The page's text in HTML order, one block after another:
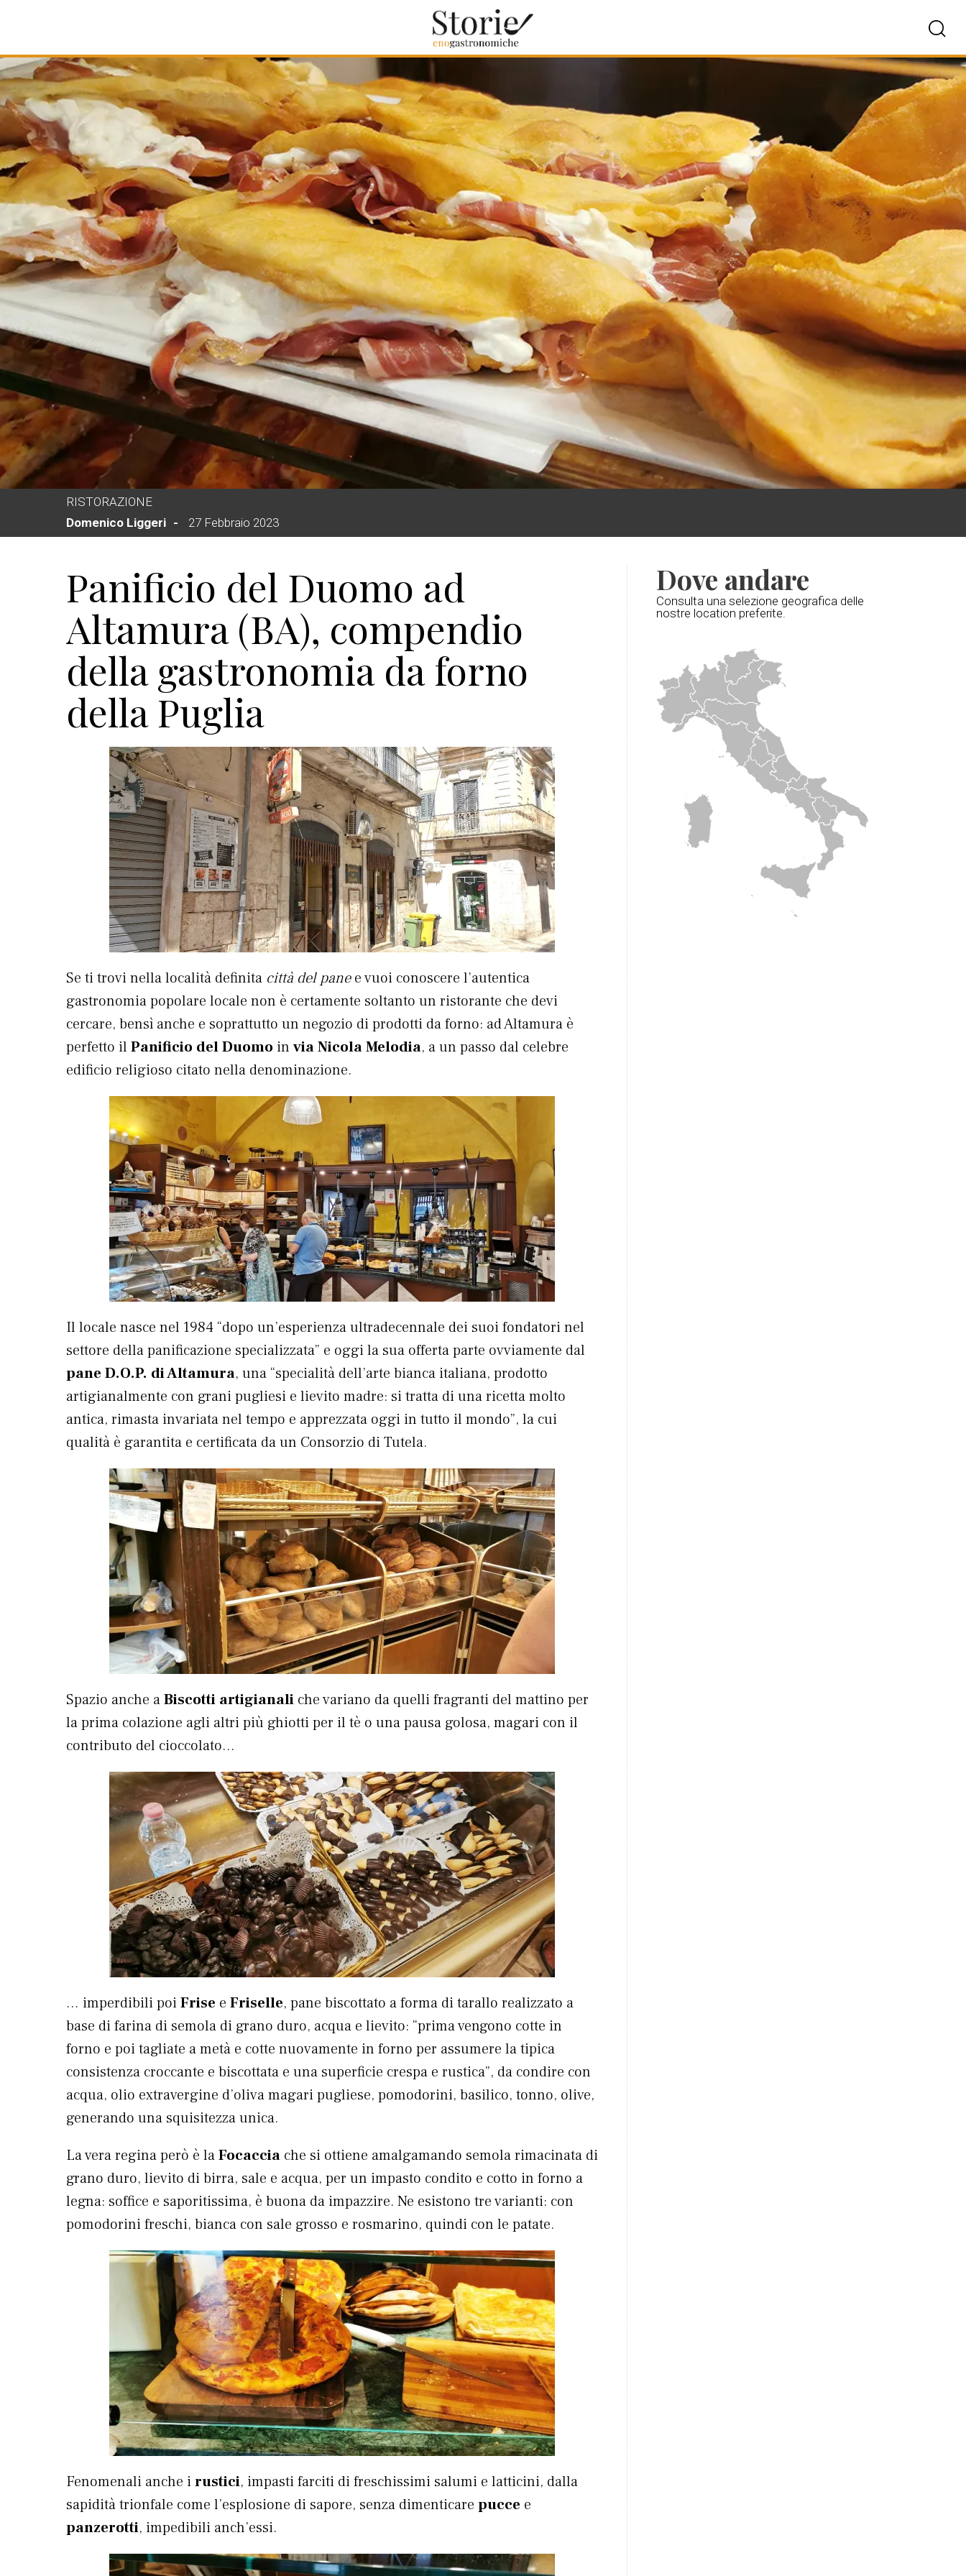
RISTORAZIONE
Domenico Liggeri
27 Febbraio 2023
Panificio del Duomo ad
Altamura (BA), compendio
della gastronomia da forno
della Puglia
Se ti trovi nella località definita città del panee vuoi conoscere l’autentica
gastronomia popolare locale non è certamente soltanto un ristorante che devi
cercare, bensì anche e soprattutto un negozio di prodotti da forno: ad Altamura è
perfetto il Panificio del Duomo in via Nicola Melodia, a un passo dal celebre
edificio religioso citato nella denominazione.
Il locale nasce nel 1984 “dopo un’esperienza ultradecennale dei suoi fondatori nel
settore della panificazione specializzata” e oggi la sua offerta parte ovviamente dal
pane D.O.P. di Altamura, una “specialità dell’arte bianca italiana, prodotto
artigianalmente con grani pugliesi e lievito madre: si tratta di una ricetta molto
antica, rimasta invariata nel tempo e apprezzata oggi in tutto il mondo”, la cui
qualità è garantita e certificata da un Consorzio di Tutela.
Spazio anche aBiscotti artigianali che variano da quelli fragranti del mattino per
la prima colazione agli altri più ghiotti per il tè o una pausa golosa, magari con il
contributo del cioccolato…
… imperdibili poiFrise e Friselle, pane biscottato a forma di tarallo realizzato a
base di farina di semola di grano duro, acqua e lievito: “prima vengono cotte in
forno e poi tagliate a metà e cotte nuovamente in forno per assumere la tipica
consistenza croccante e biscottata e una superficie crespa e rustica”, da condire con
acqua, olio extravergine d’oliva magari pugliese, pomodorini, basilico, tonno, olive,
generando una squisitezza unica.
La vera regina però è laFocaccia che si ottiene amalgamando semola rimacinata di
grano duro, lievito di birra, sale e acqua, per un impasto condito e cotto in forno a
legna: soffice e saporitissima, è buona da impazzire. Ne esistono tre varianti: con
pomodorini freschi, bianca con sale grosso e rosmarino, quindi con le patate.
Fenomenali anche irustici, impasti farciti di freschissimi salumi e latticini, dalla
sapidità trionfale come l’esplosione di sapore, senza dimenticare pucce e
panzerotti, impedibili anch’essi.
Dove andare
Consulta una selezione geografica delle
nostre location preferite.